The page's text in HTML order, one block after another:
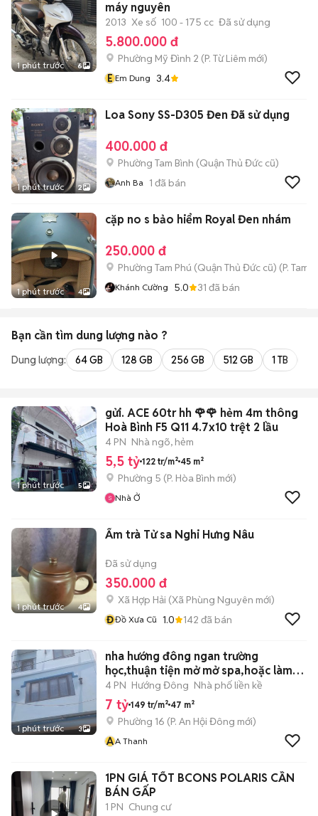
1 phút trước 6
máy nguyên
2013 Xe số 100 - 175 cc Đã sử dụng
5.800.000 đ
Phường Mỹ Đình 2 (P. Từ Liêm mới)
E Em Dung 3.4
1 phút trước 2
Loa Sony SS-D305 Đen Đã sử dụng
400.000 đ
Phường Tam Bình (Quận Thủ Đức cũ)
Anh Ba 1 đã bán
1 phút trước 4
cặp no s bảo hiểm Royal Đen nhám
250.000 đ
Phường Tam Phú (Quận Thủ Đức cũ) (P. Tam
Khánh Cường 5.0 31 đã bán
Bạn cần tìm dung lượng nào ?
Dung lượng: 64 GB 128 GB 256 GB 512 GB 1 TB
1 phút trước 5
gửi. ACE 60tr hh 🌹🌹 hẻm 4m thông
Hoà Bình F5 Q11 4.7x10 trệt 2 lầu
4 PN Nhà ngõ, hẻm
5,5 tỷ 122 tr/m² 45 m²
Phường 5 (P. Hòa Bình mới)
Nhà Ở
1 phút trước 4
Ấm trà Tử sa Nghi Hưng Nâu
Đã sử dụng
350.000 đ
Xã Hợp Hải (Xã Phùng Nguyên mới)
ĐĐồ Xưa Cũ 1.0 142 đã bán
1 phút trước 3
nha hướng đông ngan trường
học,thuận tiện mở mở spa,hoặc làm
can ho
4 PN Hướng Đông Nhà phố liền kề
7 tỷ 149 tr/m² 47 m²
Phường 16 (P. An Hội Đông mới)
AA Thanh
1PN GIÁ TỐT BCONS POLARIS CẦN
BÁN GẤP
1 PN Chung cư